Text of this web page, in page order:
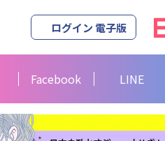
ログイン 電子版
Facebook LINE